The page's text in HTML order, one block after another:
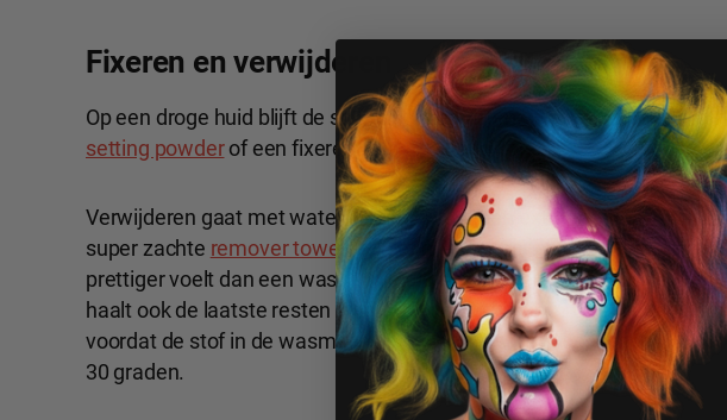
Fixeren en verwijderen
Op een droge huid blijft de schmink goed zitten. Voor extra
setting powderof een fixerende laagsetting spray.
Verwijderen gaat met water en zeep. Voor een extra prettige
super zachte remover toweldie niet alleen meer schmink van de
prettiger voelt dan een washandje of make-up remover doekjes. Een
haalt ook de laatste resten weg. Vlekken op kleding? Direct
voordat de stof in de wasmachine gaat. Wassen op een
30 graden.